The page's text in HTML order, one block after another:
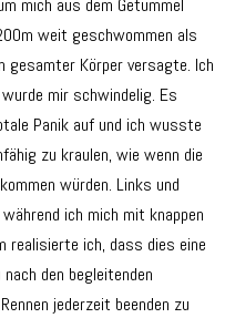
mich aus dem Getümmel
weit geschwommen als
gesamter Körper versagte. Ich
mir schwindelig. Es
Panik auf und ich wusste
zu kraulen, wie wenn die
würden. Links und
ich mich mit knappen
realisierte ich, dass dies eine
den begleitenden
jederzeit beenden zu